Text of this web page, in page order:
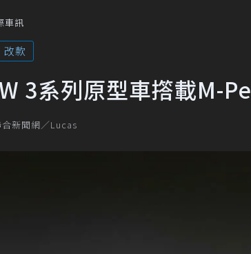
車訊
改款
3系列原型車撘載M-
新聞網／Lucas